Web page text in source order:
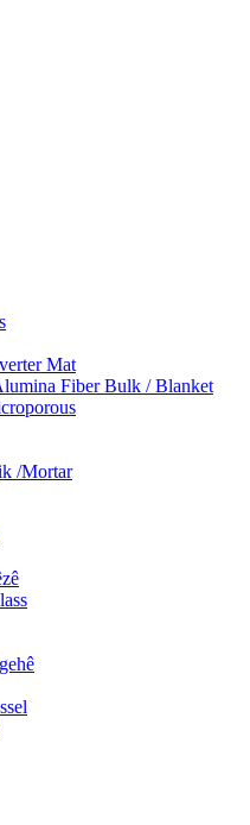
Mat
Fiber Bulk / Blanket
/Mortar